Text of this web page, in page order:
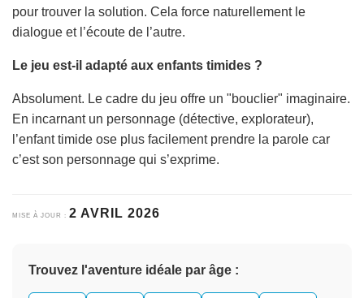
pour trouver la solution. Cela force naturellement le
dialogue et l’écoute de l’autre.
Le jeu est-il adapté aux enfants timides ?
Absolument. Le cadre du jeu offre un "bouclier" imaginaire.
En incarnant un personnage (détective, explorateur),
l’enfant timide ose plus facilement prendre la parole car
c’est son personnage qui s’exprime.
MISE À JOUR : 2 AVRIL 2026
Trouvez l'aventure idéale par âge :